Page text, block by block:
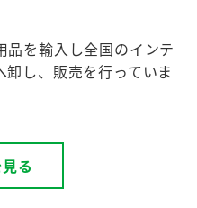
を輸入し全国のインテ
し、販売を行っていま
る